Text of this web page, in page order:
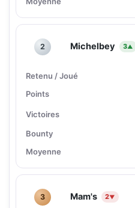
2 Michelbey 3▲
3 Mam's 2▼